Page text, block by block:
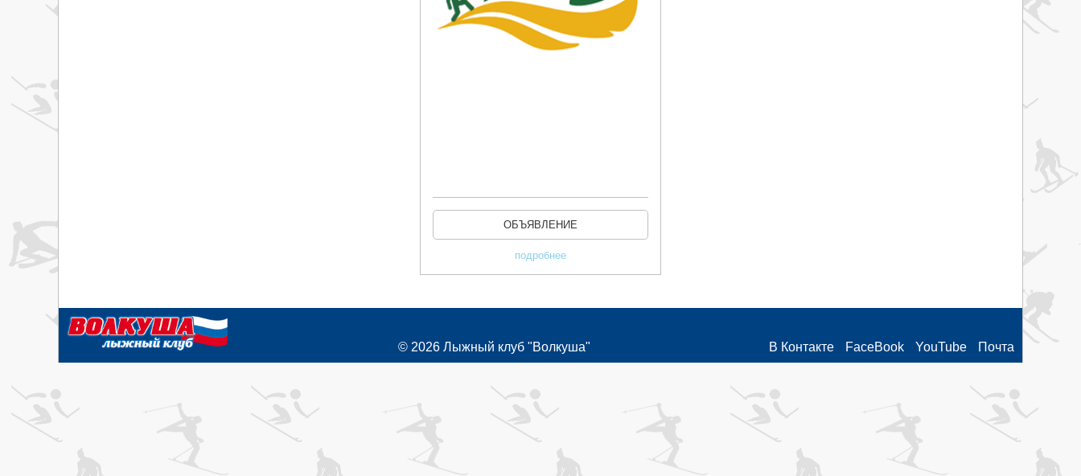
ОБЪЯВЛЕНИЕ
подробнее
© 2026 Лыжный клуб "Волкуша" В Контакте FaceBook YouTube Почта